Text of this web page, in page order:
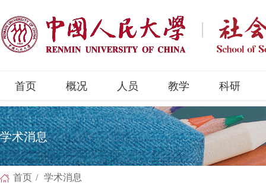
首页 概况 人员 教学 科研
学术消息
首页 / 学术消息